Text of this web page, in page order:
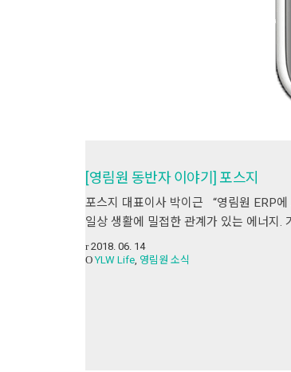
[영림원 동반자 이야기] 포스지
포스지 대표이사 박이근 “영림원 ERP
일상 생활에 밀접한 관계가 있는 에너지.
2018. 06. 14
YLW Life, 영림원 소식